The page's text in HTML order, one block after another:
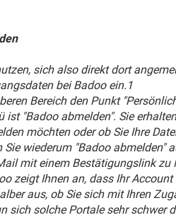
sich also direkt dort
bei Badoo ein.1
Bereich den Punkt
ist "Badoo abmelden". Sie
möchten oder ob Sie Ihre
wiederum "Badoo abmelden"
mit einem Bestätigungslink zu
zeigt Ihnen an, dass Ihr
aus, ob Sie sich mit Ihren
sich solche Portale sehr schwer